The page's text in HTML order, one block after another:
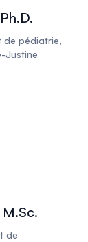
de pédiatrie,
Justine
de